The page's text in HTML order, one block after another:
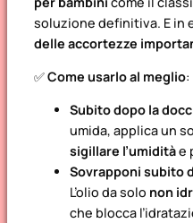
soluzione definitiva. E in
delle accortezze
✅Come usarlo al meglio:
Subito dopo la
umida, applica un
sigillare l’umiditàe
Sovrapponi subito
L’olio da solo non
che blocca